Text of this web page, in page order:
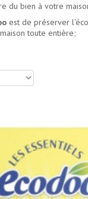
du bien à votre
est de préserver
toute entière;